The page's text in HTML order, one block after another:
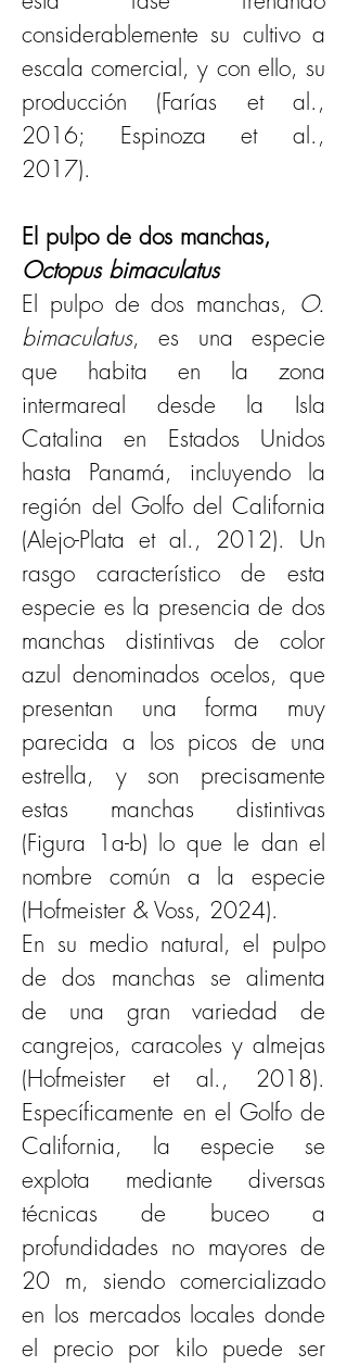
considerablemente su cultivo a
escala comercial, y con ello, su
producción (Farías et al.,
2016; Espinoza et al.,
2017).
El pulpo de dos manchas,
Octopus bimaculatus
El pulpo de dos manchas, O.
bimaculatus, es una especie
que habita en la zona
intermareal desde la Isla
Catalina en Estados Unidos
hasta Panamá, incluyendo la
región del Golfo del California
(Alejo-Plata et al., 2012). Un
rasgo característico de esta
especie es la presencia de dos
manchas distintivas de color
azul denominados ocelos, que
presentan una forma muy
parecida a los picos de una
estrella, y son precisamente
estas manchas distintivas
(Figura 1a-b) lo que le dan el
nombre común a la especie
(Hofmeister & Voss, 2024).
En su medio natural, el pulpo
de dos manchas se alimenta
de una gran variedad de
cangrejos, caracoles y almejas
(Hofmeister et al., 2018).
Específicamente en el Golfo de
California, la especie se
explota mediante diversas
técnicas de buceo a
profundidades no mayores de
20 m, siendo comercializado
en los mercados locales donde
el precio por kilo puede ser